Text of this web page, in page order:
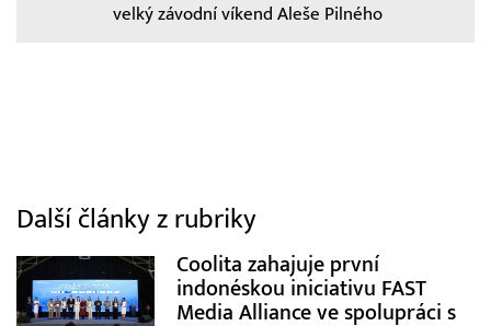
velký závodní víkend Aleše Pilného
Další články z rubriky
Coolita zahajuje první
indonéskou iniciativu FAST
Media Alliance ve spolupráci s